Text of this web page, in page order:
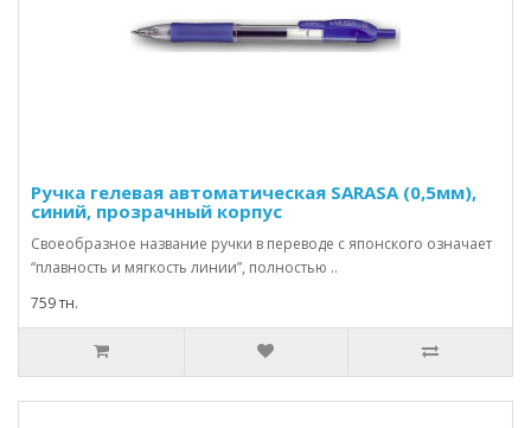
Ручка гелевая автоматическая SARASA (0,5мм),
синий, прозрачный корпус
Своеобразное название ручки в переводе с японского означает
“плавность и мягкость линии”, полностью ..
759 тн.